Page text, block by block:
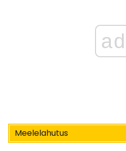
ad
Meelelahutus